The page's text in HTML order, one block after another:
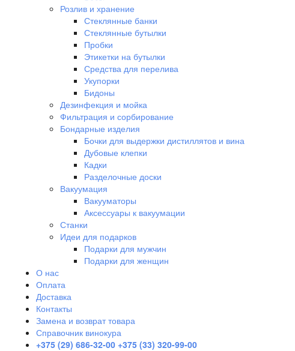
Розлив и хранение
Стеклянные банки
Стеклянные бутылки
Пробки
Этикетки на бутылки
Средства для перелива
Укупорки
Бидоны
Дезинфекция и мойка
Фильтрация и сорбирование
Бондарные изделия
Бочки для выдержки дистиллятов и вина
Дубовые клепки
Кадки
Разделочные доски
Вакуумация
Вакууматоры
Аксессуары к вакуумации
Станки
Идеи для подарков
Подарки для мужчин
Подарки для женщин
О нас
Оплата
Доставка
Контакты
Замена и возврат товара
Справочник винокура
+375 (29) 686-32-00 +375 (33) 320-99-00